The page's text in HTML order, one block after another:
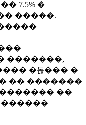
7.5% �
�����.
�������,
�볺��� �
�� �������
��